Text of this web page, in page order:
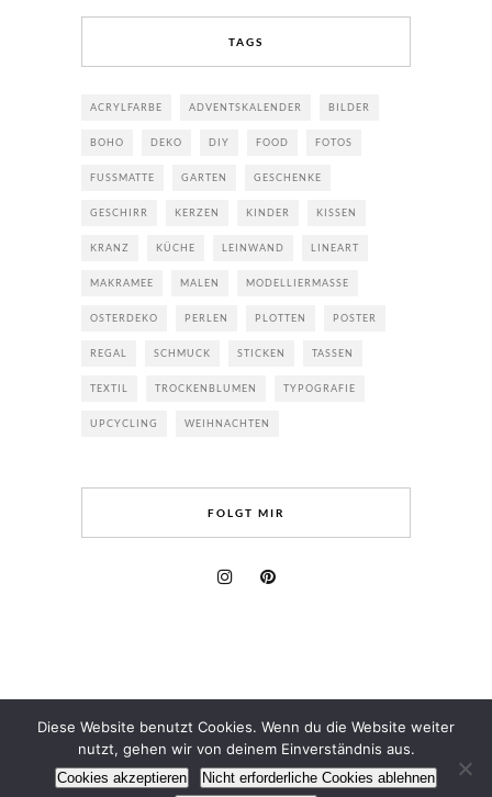
TAGS
ACRYLFARBE ADVENTSKALENDER BILDER
BOHO DEKO DIY FOOD FOTOS
FUSSMATTE GARTEN GESCHENKE
GESCHIRR KERZEN KINDER KISSEN
KRANZ KÜCHE LEINWAND LINEART
MAKRAMEE MALEN MODELLIERMASSE
OSTERDEKO PERLEN PLOTTEN POSTER
REGAL SCHMUCK STICKEN TASSEN
TEXTIL TROCKENBLUMEN TYPOGRAFIE
UPCYCLING WEIHNACHTEN
FOLGT MIR
(C) 2025 - All Rights Reserved.
Diese Website benutzt Cookies. Wenn du die Website weiter
nutzt, gehen wir von deinem Einverständnis aus.
Cookies akzeptieren Nicht erforderliche Cookies ablehnen